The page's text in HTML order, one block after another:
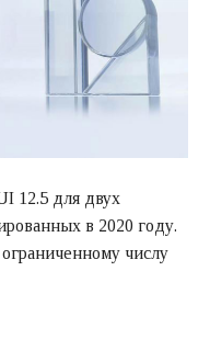
12.5 для двух
в 2020 году.
числу